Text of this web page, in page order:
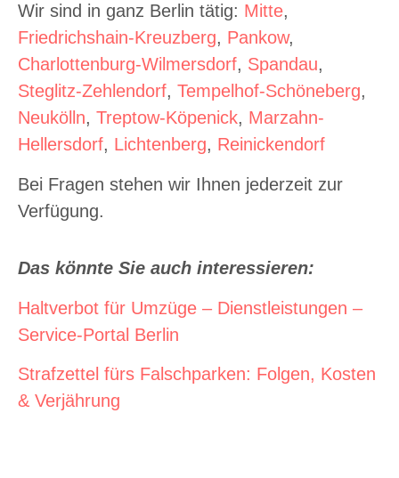
Wir sind in ganz Berlin tätig: Mitte,
Friedrichshain-Kreuzberg, Pankow,
Charlottenburg-Wilmersdorf, Spandau,
Steglitz-Zehlendorf, Tempelhof-Schöneberg,
Neukölln, Treptow-Köpenick, Marzahn-
Hellersdorf, Lichtenberg, Reinickendorf
Bei Fragen stehen wir Ihnen jederzeit zur
Verfügung.
Das könnte Sie auch interessieren:
Haltverbot für Umzüge – Dienstleistungen –
Service-Portal Berlin
Strafzettel fürs Falschparken: Folgen, Kosten
& Verjährung